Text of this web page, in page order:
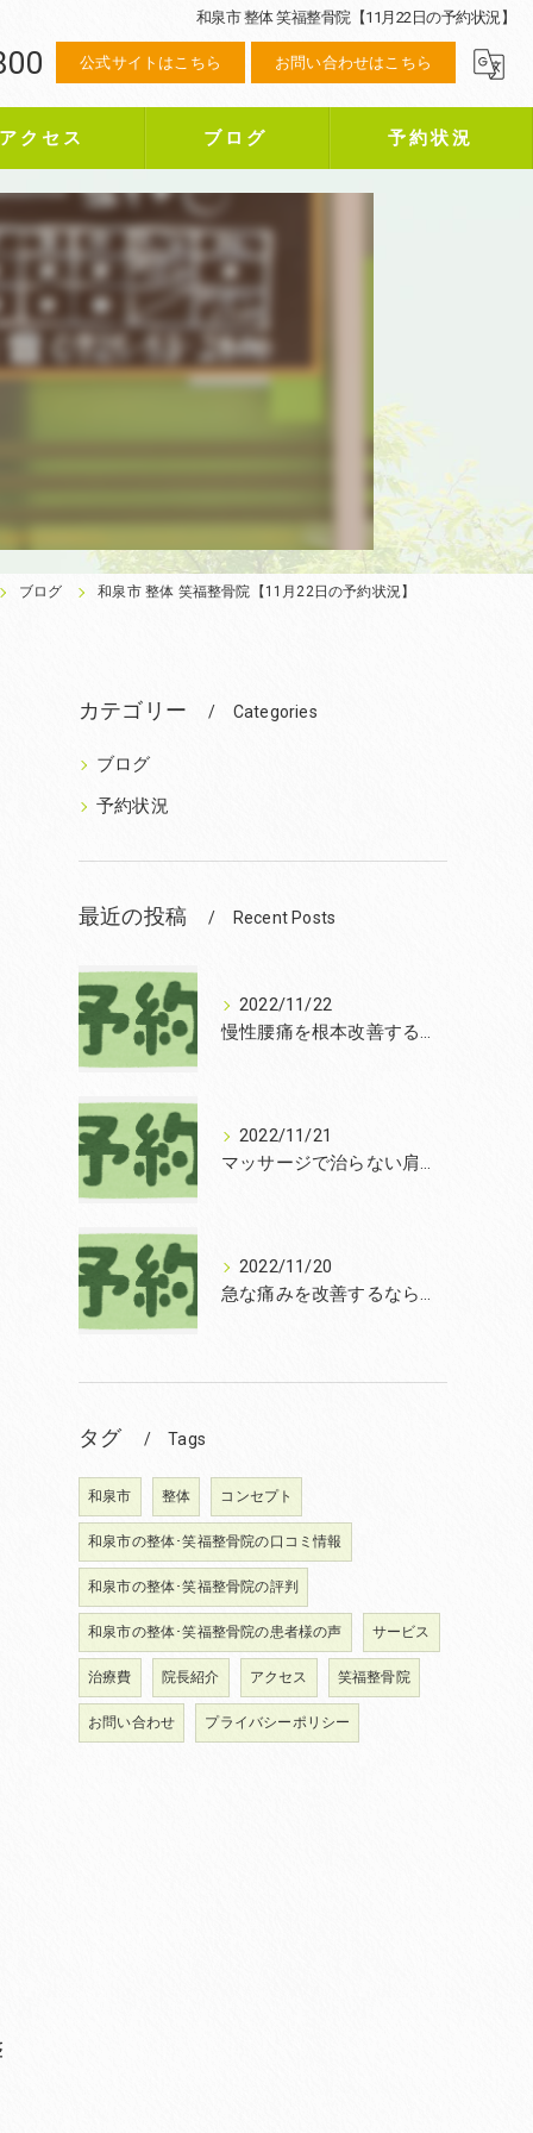
和泉市 整体 笑福整骨院【11月22日の予約状況】
公式サイトはこちら お問い合わせはこちら
クセス ブログ 予約状況
ブログ 和泉市 整体 笑福整骨院【11月22日の予約状況】
カテゴリー Categories
ブログ
予約状況
最近の投稿 Recent Posts
2022/11/22
慢性腰痛を根本改善するなら和泉市の笑福整骨院【2022年11月22日の予約状況】
2022/11/21
マッサージで治らない肩こりを改善する無痛整体和泉市笑福整骨院【2022年11月21日の予約状況】
2022/11/20
急な痛みを改善するなら和泉市の土日診療の笑福整骨院【2022年11月20日の予約状況】
タグ Tags
和泉市 整体 コンセプト
和泉市の整体･笑福整骨院の口コミ情報
和泉市の整体･笑福整骨院の評判
和泉市の整体･笑福整骨院の患者様の声 サービス
治療費 院長紹介 アクセス 笑福整骨院
お問い合わせ プライバシーポリシー